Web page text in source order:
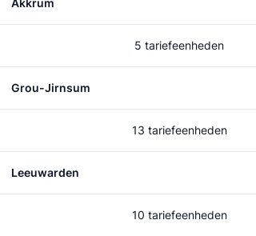
Akkrum
5 tariefeenheden
Grou-Jirnsum
13 tariefeenheden
Leeuwarden
10 tariefeenheden